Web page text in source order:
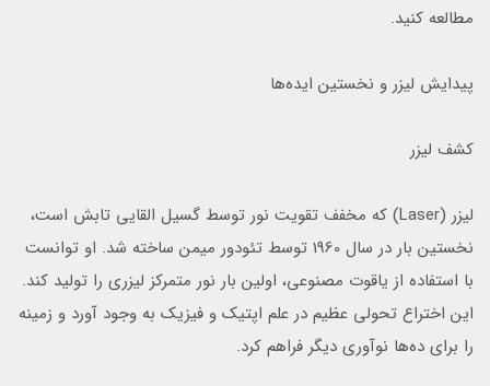
مطالعه کنید.
پیدایش لیزر و نخستین ایده‌ها
کشف لیزر
لیزر (Laser) که مخفف تقویت نور توسط گسیل القایی تابش است،
نخستین بار در سال 1960 توسط تئودور میمن ساخته شد. او توانست
با استفاده از یاقوت مصنوعی، اولین بار نور متمرکز لیزری را تولید کند.
این اختراع تحولی عظیم در علم اپتیک و فیزیک به وجود آورد و زمینه
را برای ده‌ها نوآوری دیگر فراهم کرد.